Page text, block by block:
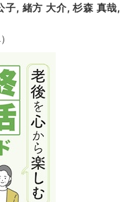
, 緒方 大介, 杉森 真哉,